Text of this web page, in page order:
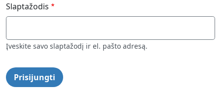
Slaptažodis
Įveskite savo slaptažodį ir el. pašto adresą.